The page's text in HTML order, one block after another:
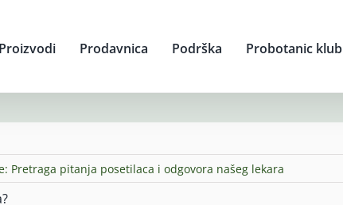
Proizvodi Prodavnica Podrška Probotanic klub
Pretraga pitanja posetilaca i odgovora našeg lekara